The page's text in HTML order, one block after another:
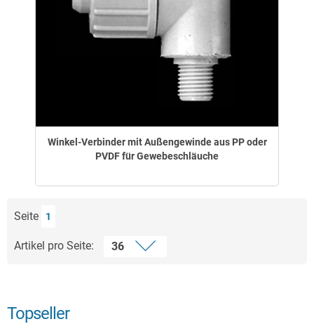
Winkel-Verbinder mit Außengewinde aus PP oder
PVDF für Gewebeschläuche
Seite 1
Artikel pro Seite:
Topseller